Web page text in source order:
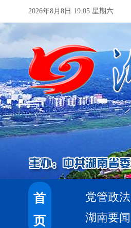
2026年8月8日 19:05 星期六
首
页
党管政法
湖南要闻